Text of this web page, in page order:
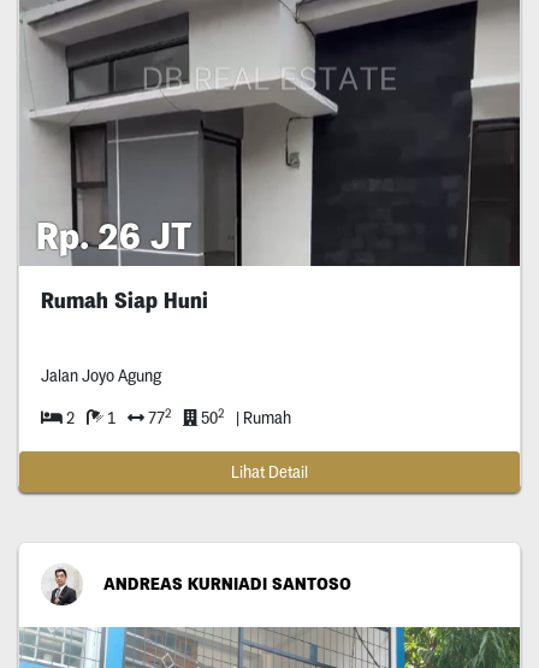
Rp. 26 JT
Rumah Siap Huni
Jalan Joyo Agung
2 1 772 502 | Rumah
Lihat Detail
ANDREAS KURNIADI SANTOSO